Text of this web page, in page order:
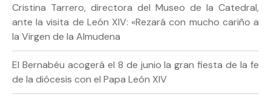
Cristina Tarrero, directora del Museo de la Catedral,
ante la visita de León XIV: «Rezará con mucho cariño a
la Virgen de la Almudena
El Bernabéu acogerá el 8 de junio la gran fiesta de la fe
de la diócesis con el Papa León XIV